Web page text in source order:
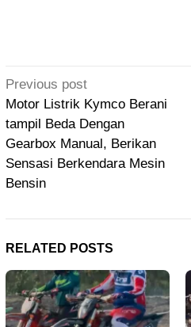
Post
navigation
Previous post
Motor Listrik Kymco Berani
tampil Beda Dengan
Gearbox Manual, Berikan
Sensasi Berkendara Mesin
Bensin
RELATED POSTS